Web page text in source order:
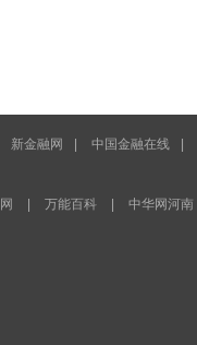
新金融网 中国金融在线
网 万能百科 中华网河南